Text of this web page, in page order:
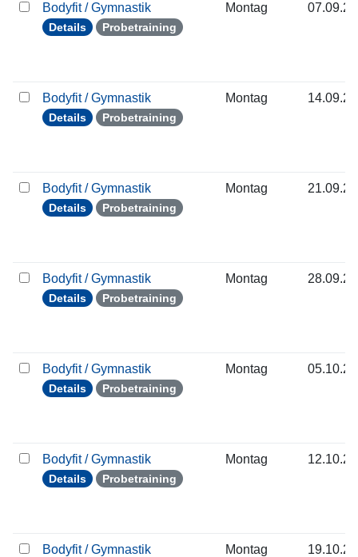
Bodyfit / Gymnastik
Details Probetraining
Montag
Bodyfit / Gymnastik
Details Probetraining
Montag
Bodyfit / Gymnastik
Details Probetraining
Montag
Bodyfit / Gymnastik
Details Probetraining
Montag
Bodyfit / Gymnastik
Details Probetraining
Montag
Bodyfit / Gymnastik
Details Probetraining
Montag
Bodyfit / Gymnastik Montag